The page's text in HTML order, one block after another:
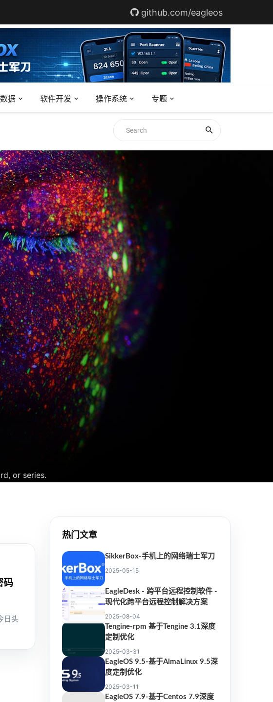
github.com/eagleos
据 软件开发 操作系统 专题
or series.
码
日头
热门文章
SikkerBox-手机上的网络瑞士军刀
2025-05-15
EagleDesk - 跨平台远程控制软件 -
现代化跨平台远程控制解决方案
2025-08-04
Tengine-rpm 基于Tengine 3.1深度
定制优化
2025-03-31
EagleOS 9.5-基于AlmaLinux 9.5深
度定制优化
2025-03-11
EagleOS 7.9-基于Centos 7.9深度